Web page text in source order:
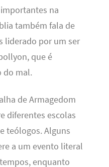
na
também fala de
liderado por um ser
que é
do mal.
de Armagedom
diferentes escolas
teólogos. Alguns
a um evento literal
enquanto